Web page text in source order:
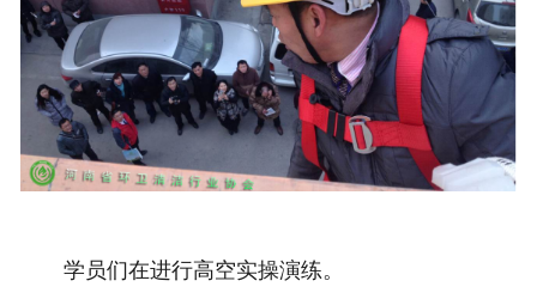
学员们在进行高空实操演练。